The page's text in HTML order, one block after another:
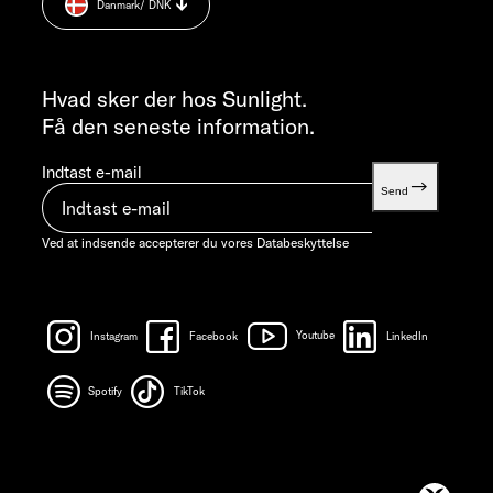
07:30 - 12:00
info@sunlight.de
Vægt information
Hvad sker der hos Sunlight.
Få den seneste information.
Indtast e-mail
Send
Ved at indsende accepterer du vores Databeskyttelse
Instagram Facebook Youtube LinkedIn
Spotify TikTok
Danmark/ DNK